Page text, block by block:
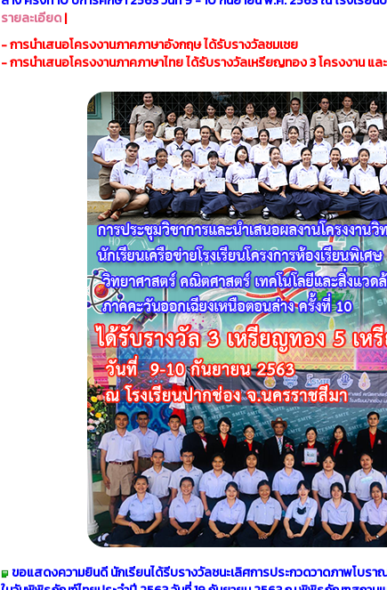
รายละเอียด|
- การนำเสนอโครงงานภาคภาษาอังกฤษ ได้รับรางวัลชมเชย
- การนำเสนอโครงงานภาคภาษาไทย ได้รับรางวัลเหรียญทอง 3 โครงงาน แล
ขอแสดงความยินดี นักเรียนได้รีบรางวัลชนะเลิศการประกวดวาดภาพโบร